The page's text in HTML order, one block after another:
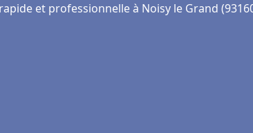
et professionnelle à Noisy le Grand